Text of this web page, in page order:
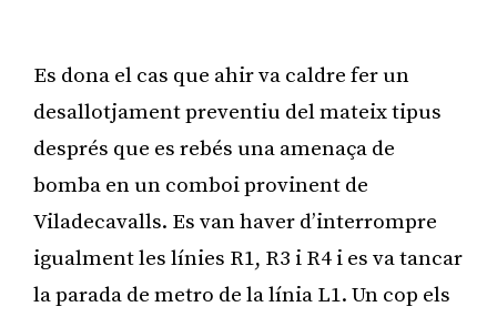
Es dona el cas que ahir va caldre fer un
desallotjament preventiu del mateix tipus
després que es rebés una amenaça de
bomba en un comboi provinent de
Viladecavalls. Es van haver d’interrompre
igualment les línies R1, R3 i R4 i es va tancar
la parada de metro de la línia L1. Un cop els